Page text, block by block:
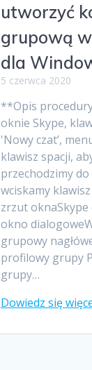
utworzyć
grupową
dla
5 czerwca 2020
**Opis
oknie Skype,
'Nowy czat’,
klawisz spacji,
przechodzimy
wciskamy
zrzut
okno
grupowy
profilowy grupy
grupy…
Dowiedz się